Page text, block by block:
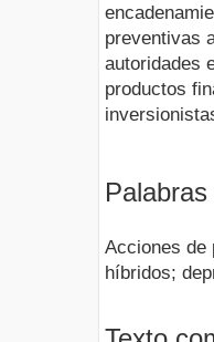
preventivas
autoridades
productos
Acciones de
híbridos;